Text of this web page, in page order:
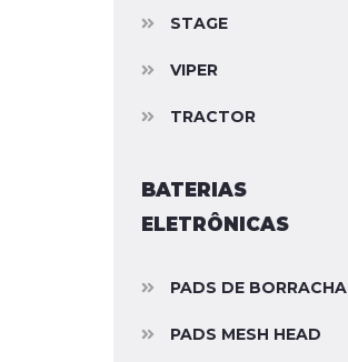
STAGE
VIPER
TRACTOR
BATERIAS
ELETRÔNICAS
PADS DE BORRACHA
PADS MESH HEAD